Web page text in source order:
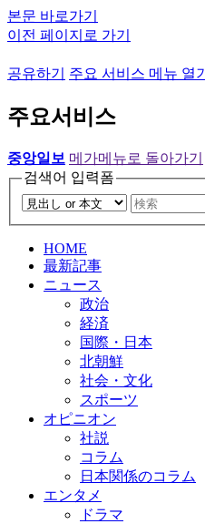
본문 바로가기
이전 페이지로 가기
공유하기 주요 서비스 메뉴 열기
주요서비스
중앙일보 메가메뉴로 돌아가기
검색어 입력폼
HOME
最新記事
ニュース
政治
経済
国際・日本
北朝鮮
社会・文化
スポーツ
オピニオン
社説
コラム
日本関係のコラム
エンタメ
ドラマ